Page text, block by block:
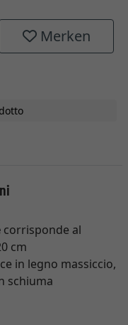
Merken
corrisponde al
cm
in legno massiccio,
schiuma